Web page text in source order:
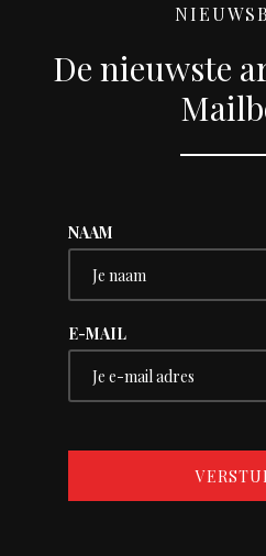
De nieuwste
NAAM
E-MAIL